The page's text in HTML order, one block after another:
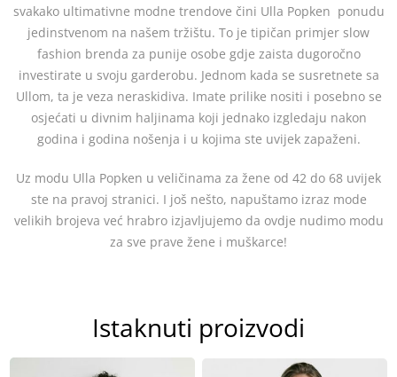
svakako ultimativne modne trendove čini Ulla Popken ponudu
jedinstvenom na našem tržištu. To je tipičan primjer slow
fashion brenda za punije osobe gdje zaista dugoročno
investirate u svoju garderobu. Jednom kada se susretnete sa
Ullom, ta je veza neraskidiva. Imate prilike nositi i posebno se
osjećati u divnim haljinama koji jednako izgledaju nakon
godina i godina nošenja i u kojima ste uvijek zapaženi.
Uz modu Ulla Popken u veličinama za žene od 42 do 68 uvijek
ste na pravoj stranici. I još nešto, napuštamo izraz mode
velikih brojeva već hrabro izjavljujemo da ovdje nudimo modu
za sve prave žene i muškarce!
Istaknuti proizvodi